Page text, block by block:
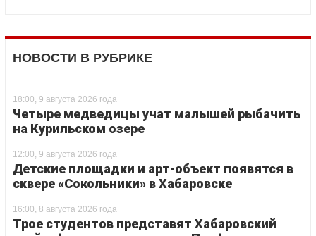
НОВОСТИ В РУБРИКЕ
18:00, 9 августа 2026 года
Четыре медведицы учат малышей рыбачить
на Курильском озере
12:00, 9 августа 2026 года
Детские площадки и арт-объект появятся в
сквере «Сокольники» в Хабаровске
16:00, 8 августа 2026 года
Трое студентов представят Хабаровский